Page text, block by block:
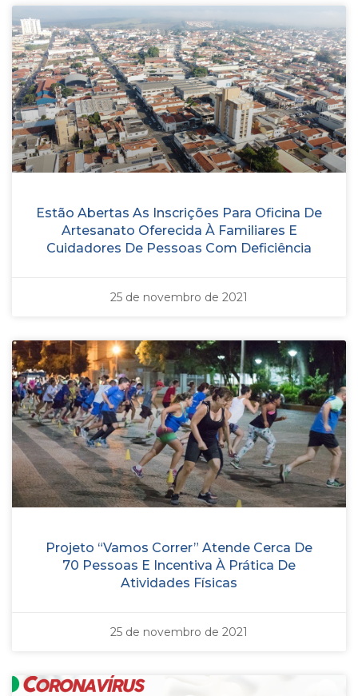
Estão Abertas As Inscrições Para Oficina De
Artesanato Oferecida À Familiares E
Cuidadores De Pessoas Com Deficiência
25 de novembro de 2021
Projeto “Vamos Correr” Atende Cerca De
70 Pessoas E Incentiva À Prática De
Atividades Físicas
25 de novembro de 2021